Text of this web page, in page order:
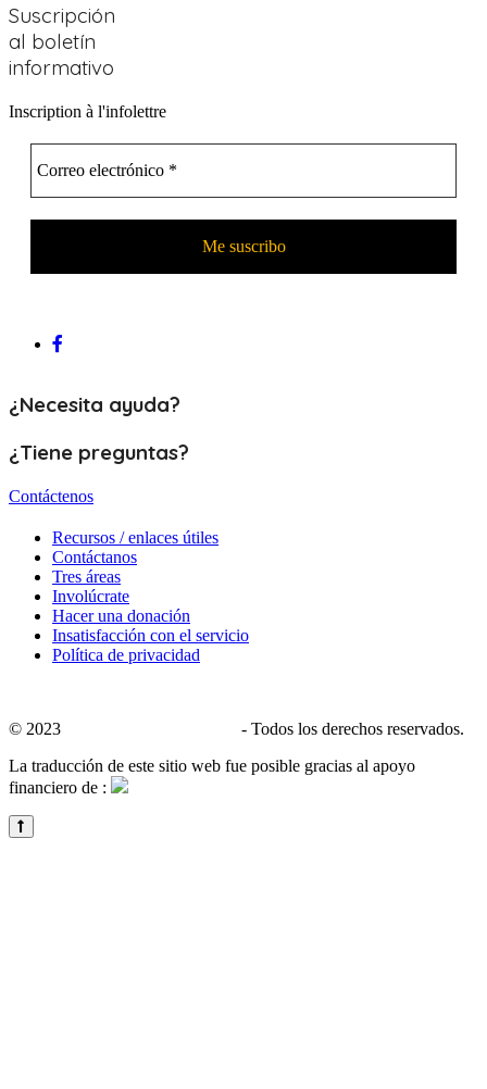
Suscripción
al boletín
informativo
Inscription à l'infolettre
¿Necesita ayuda?
¿Tiene preguntas?
Contáctenos
Recursos / enlaces útiles
Contáctanos
Tres áreas
Involúcrate
Hacer una donación
Insatisfacción con el servicio
Política de privacidad
© 2023
- Todos los derechos reservados.
La traducción de este sitio web fue posible gracias al apoyo
financiero de :